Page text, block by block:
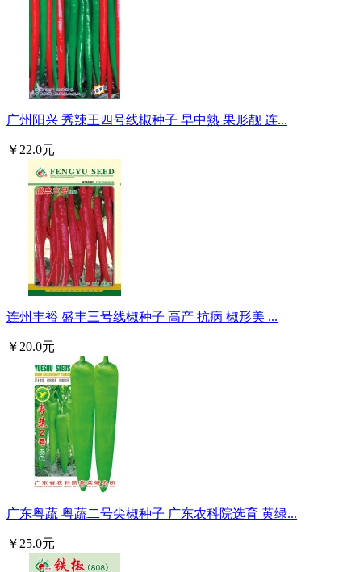
广州阳兴 秀辣王四号线椒种子 早中熟 果形靓 连...
￥22.0元
连州丰裕 盛丰三号线椒种子 高产 抗病 椒形美 ...
￥20.0元
广东粤蔬 粤蔬二号尖椒种子 广东农科院选育 黄绿...
￥25.0元